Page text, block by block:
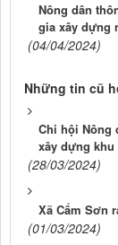
Nông dân
gia xây dựng
(04/04/2024)
Những tin cũ
Chi hội Nông
xây dựng
(28/03/2024)
Xã Cẩm Sơn
(01/03/2024)